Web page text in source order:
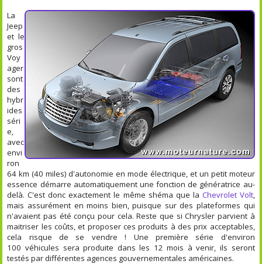
La
Jeep
et le
gros
Voy
ager
sont
des
hybr
ides
séri
e,
avec
envi
ron
64 km (40 miles) d'autonomie en mode électrique, et un petit moteur
essence démarre automatiquement une fonction de génératrice au-
delà. C'est donc exactement le même shéma que la Chevrolet Volt,
mais assurément en moins bien, puisque sur des plateformes qui
n'avaient pas été conçu pour cela. Reste que si Chrysler parvient à
maitriser les coûts, et proposer ces produits à des prix acceptables,
cela risque de se vendre ! Une première série d'environ
100 véhicules sera produite dans les 12 mois à venir, ils seront
testés par différentes agences gouvernementales américaines.